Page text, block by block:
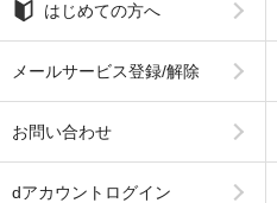
はじめての方へ
メールサービス登録/解除
お問い合わせ
dアカウントログイン